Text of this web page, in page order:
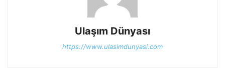
Ulaşım Dünyası
https://www.ulasimdunyasi.com